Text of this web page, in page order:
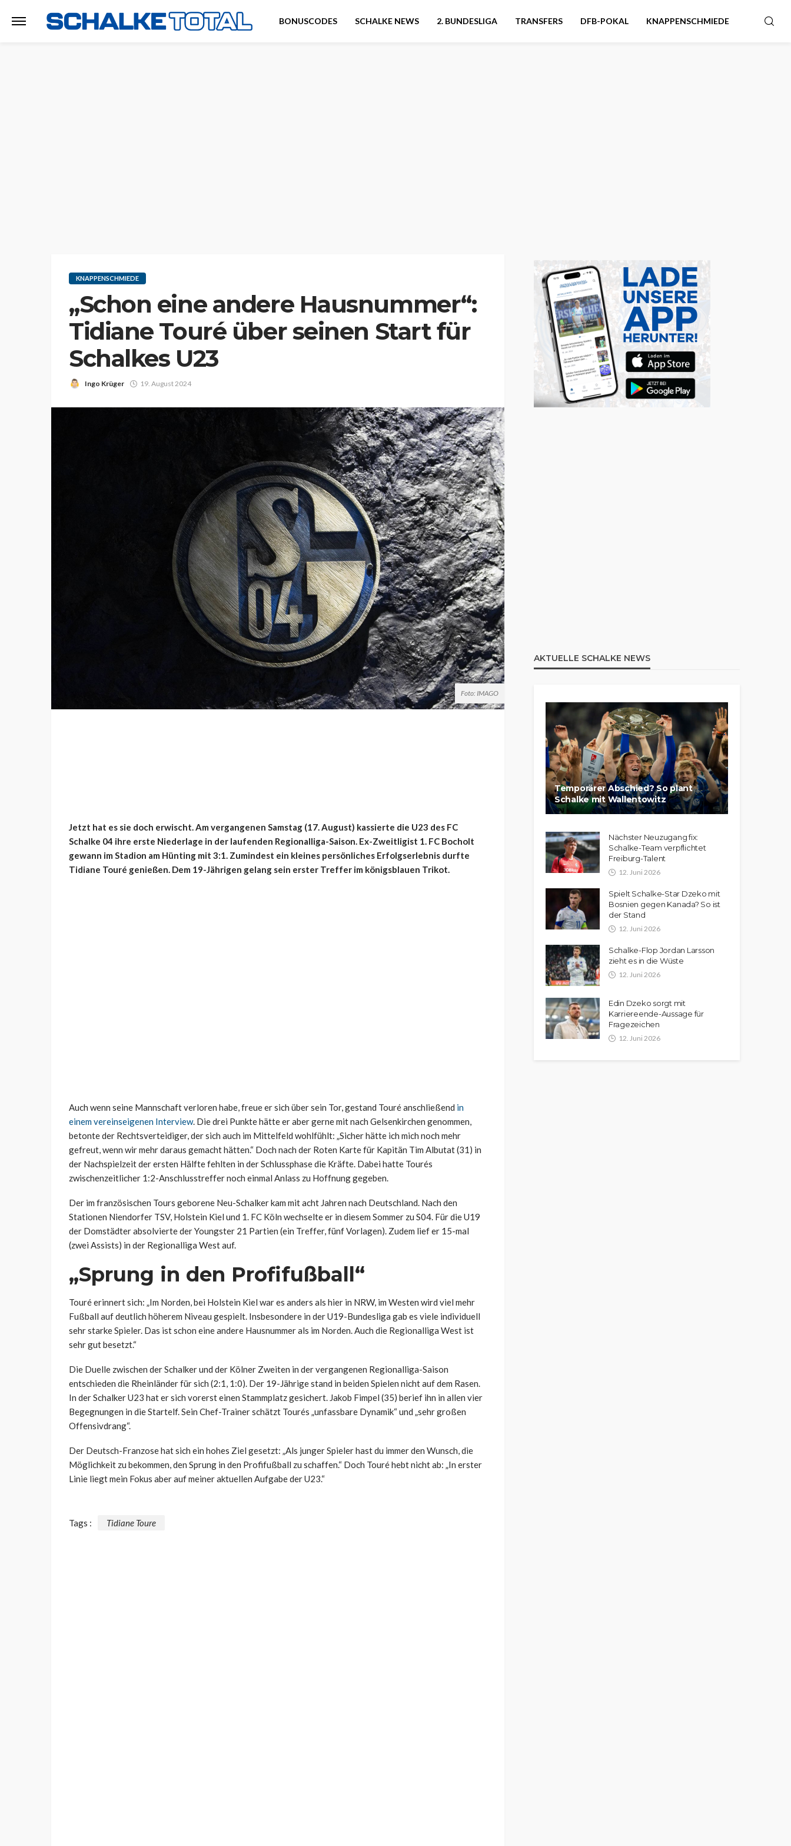
BONUSCODES SCHALKE NEWS 2. BUNDESLIGA TRANSFERS DFB-POKAL KNAPPENSCHMIEDE
KNAPPENSCHMIEDE
„Schon eine andere Hausnummer“:
Tidiane Touré über seinen Start für
Schalkes U23
Ingo Krüger 19. August 2024
Foto: IMAGO
Jetzt hat es sie doch erwischt. Am vergangenen Samstag (17. August) kassierte die U23 des FC
Schalke 04 ihre erste Niederlage in der laufenden Regionalliga-Saison. Ex-Zweitligist 1. FC Bocholt
gewann im Stadion am Hünting mit 3:1. Zumindest ein kleines persönliches Erfolgserlebnis durfte
Tidiane Touré genießen. Dem 19-Jährigen gelang sein erster Treffer im königsblauen Trikot.
Auch wenn seine Mannschaft verloren habe, freue er sich über sein Tor, gestand Touré anschließend in
einem vereinseigenen Interview. Die drei Punkte hätte er aber gerne mit nach Gelsenkirchen genommen,
betonte der Rechtsverteidiger, der sich auch im Mittelfeld wohlfühlt: „Sicher hätte ich mich noch mehr
gefreut, wenn wir mehr daraus gemacht hätten.“ Doch nach der Roten Karte für Kapitän Tim Albutat (31) in
der Nachspielzeit der ersten Hälfte fehlten in der Schlussphase die Kräfte. Dabei hatte Tourés
zwischenzeitlicher 1:2-Anschlusstreffer noch einmal Anlass zu Hoffnung gegeben.
Der im französischen Tours geborene Neu-Schalker kam mit acht Jahren nach Deutschland. Nach den
Stationen Niendorfer TSV, Holstein Kiel und 1. FC Köln wechselte er in diesem Sommer zu S04. Für die U19
der Domstädter absolvierte der Youngster 21 Partien (ein Treffer, fünf Vorlagen). Zudem lief er 15-mal
(zwei Assists) in der Regionalliga West auf.
„Sprung in den Profifußball“
Touré erinnert sich: „Im Norden, bei Holstein Kiel war es anders als hier in NRW, im Westen wird viel mehr
Fußball auf deutlich höherem Niveau gespielt. Insbesondere in der U19-Bundesliga gab es viele individuell
sehr starke Spieler. Das ist schon eine andere Hausnummer als im Norden. Auch die Regionalliga West ist
sehr gut besetzt.“
Die Duelle zwischen der Schalker und der Kölner Zweiten in der vergangenen Regionalliga-Saison
entschieden die Rheinländer für sich (2:1, 1:0). Der 19-Jährige stand in beiden Spielen nicht auf dem Rasen.
In der Schalker U23 hat er sich vorerst einen Stammplatz gesichert. Jakob Fimpel (35) berief ihn in allen vier
Begegnungen in die Startelf. Sein Chef-Trainer schätzt Tourés „unfassbare Dynamik“ und „sehr großen
Offensivdrang“.
Der Deutsch-Franzose hat sich ein hohes Ziel gesetzt: „Als junger Spieler hast du immer den Wunsch, die
Möglichkeit zu bekommen, den Sprung in den Profifußball zu schaffen.“ Doch Touré hebt nicht ab: „In erster
Linie liegt mein Fokus aber auf meiner aktuellen Aufgabe der U23.“
Tags : Tidiane Toure
AKTUELLE SCHALKE NEWS
Temporärer Abschied? So plant
Schalke mit Wallentowitz
Nächster Neuzugang fix:
Schalke-Team verpflichtet
Freiburg-Talent
12. Juni 2026
Spielt Schalke-Star Dzeko mit
Bosnien gegen Kanada? So ist
der Stand
12. Juni 2026
Schalke-Flop Jordan Larsson
zieht es in die Wüste
12. Juni 2026
Edin Dzeko sorgt mit
Karriereende-Aussage für
Fragezeichen
12. Juni 2026